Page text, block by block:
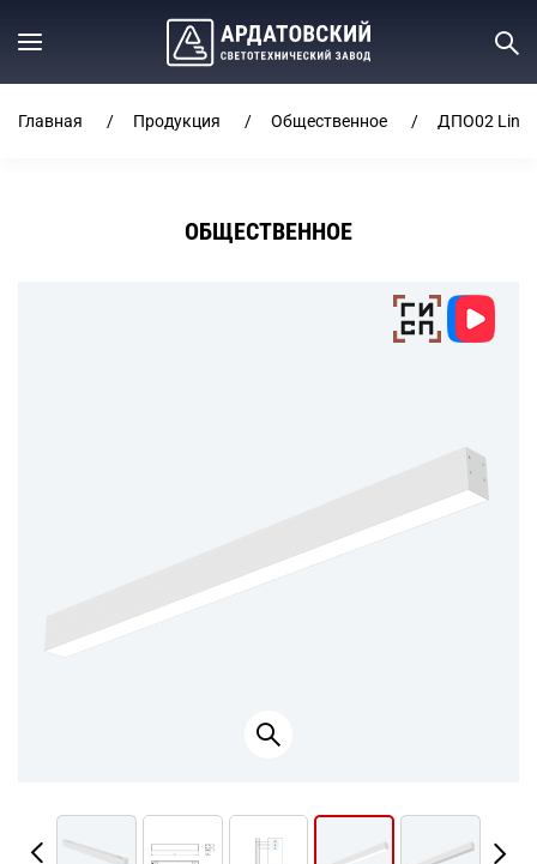
Главная Продукция Общественное ДПО02 Line
ОБЩЕСТВЕННОЕ